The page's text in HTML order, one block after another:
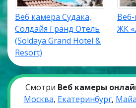
Веб камера Судака,
Солдайя Гранд Отель
(Soldaya Grand Hotel &
Resort)
ЖК
Смотри Веб камеры
Москва, Екатеринбург,